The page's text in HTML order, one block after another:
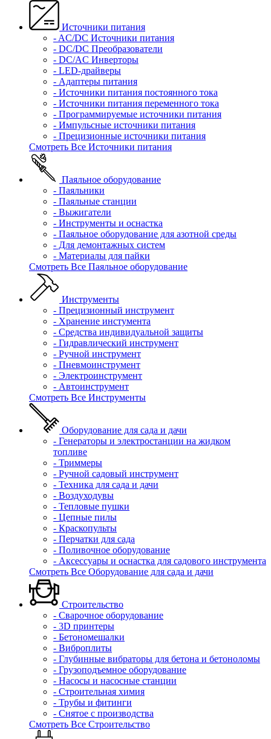
Источники питания
- AC/DC Источники питания
- DC/DC Преобразователи
- DC/AC Инверторы
- LED-драйверы
- Адаптеры питания
- Источники питания постоянного тока
- Источники питания переменного тока
- Программируемые источники питания
- Импульсные источники питания
- Прецизионные источники питания
Смотреть Все Источники питания
Паяльное оборудование
- Паяльники
- Паяльные станции
- Выжигатели
- Инструменты и оснастка
- Паяльное оборудование для азотной среды
- Для демонтажных систем
- Материалы для пайки
Смотреть Все Паяльное оборудование
Инструменты
- Прецизионный инструмент
- Хранение инстумента
- Средства индивидуальной защиты
- Гидравлический инструмент
- Ручной инструмент
- Пневмоинструмент
- Электроинструмент
- Автоинструмент
Смотреть Все Инструменты
Оборудование для сада и дачи
- Генераторы и электростанции на жидком
топливе
- Триммеры
- Ручной садовый инструмент
- Техника для сада и дачи
- Воздуходувы
- Тепловые пушки
- Цепные пилы
- Краскопульты
- Перчатки для сада
- Поливочное оборудование
- Аксессуары и оснастка для садового инструмента
Смотреть Все Оборудование для сада и дачи
Строительство
- Сварочное оборудование
- 3D принтеры
- Бетономешалки
- Виброплиты
- Глубинные вибраторы для бетона и бетоноломы
- Грузоподъемное оборудование
- Насосы и насосные станции
- Строительная химия
- Трубы и фитинги
- Снятое с производства
Смотреть Все Строительство